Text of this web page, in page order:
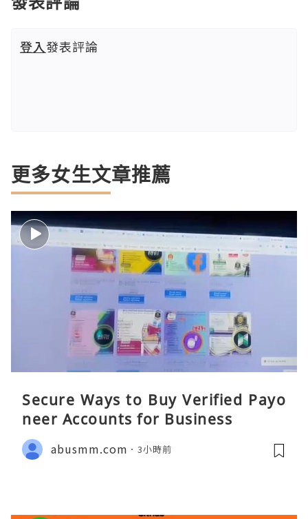
登入發表評論
更多女生文章推薦
Secure Ways to Buy Verified Payo
neer Accounts for Business
abusmm.com 3小時前